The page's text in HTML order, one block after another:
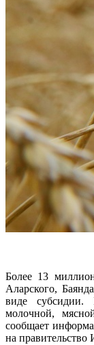
Более 13
Аларского,
виде субсидии.
молочной,
сообщает
на правительство